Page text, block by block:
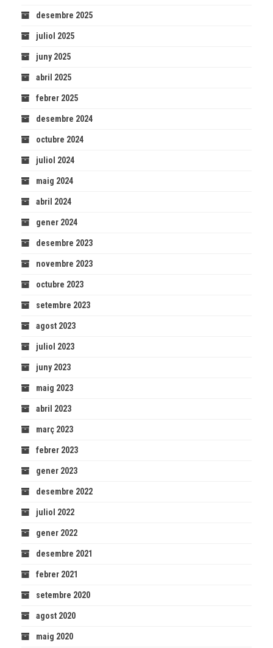
desembre 2025
juliol 2025
juny 2025
abril 2025
febrer 2025
desembre 2024
octubre 2024
juliol 2024
maig 2024
abril 2024
gener 2024
desembre 2023
novembre 2023
octubre 2023
setembre 2023
agost 2023
juliol 2023
juny 2023
maig 2023
abril 2023
març 2023
febrer 2023
gener 2023
desembre 2022
juliol 2022
gener 2022
desembre 2021
febrer 2021
setembre 2020
agost 2020
maig 2020